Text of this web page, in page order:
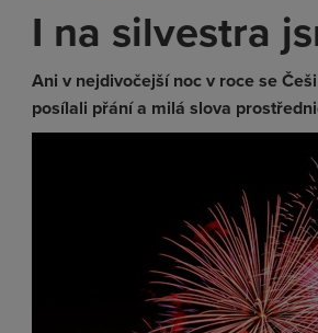
I na silvestra
Ani v nejdivočejší noc v roce se
posílali přání a milá slova